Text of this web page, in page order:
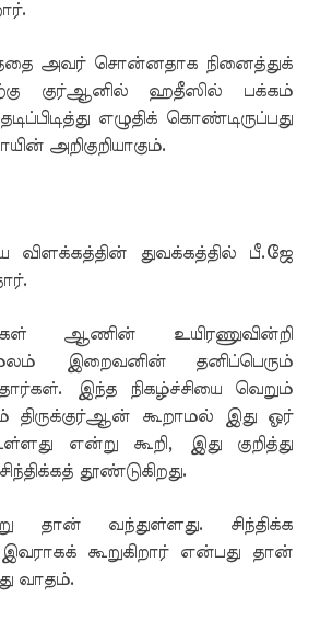
அவர் சொன்னதாக நினைத்துக்
குர்ஆனில் ஹதீஸில் பக்கம்
எழுதிக் கொண்டிருப்பது
அறிகுறியாகும்.
விளக்கத்தின் துவக்கத்தில் பீ.ஜே
ஆணின் உயிரணுவின்றி
இறைவனின் தனிப்பெரும்
இந்த நிகழ்ச்சியை வெறும்
திருக்குர்ஆன் கூறாமல் இது ஓர்
என்று கூறி, இது குறித்து
தூண்டுகிறது.
தான் வந்துள்ளது. சிந்திக்க
கூறுகிறார் என்பது தான்
வாதம்.